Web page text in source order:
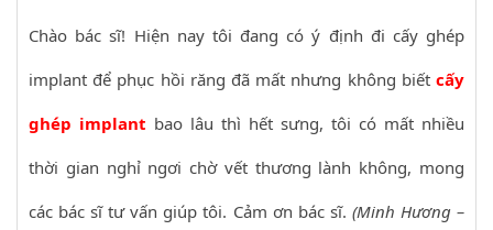
Chào bác sĩ! Hiện nay tôi đang có ý định đi cấy ghép
implant để phục hồi răng đã mất nhưng không biết cấy
ghép implant bao lâu thì hết sưng, tôi có mất nhiều
thời gian nghỉ ngơi chờ vết thương lành không, mong
các bác sĩ tư vấn giúp tôi. Cảm ơn bác sĩ. (Minh Hương –